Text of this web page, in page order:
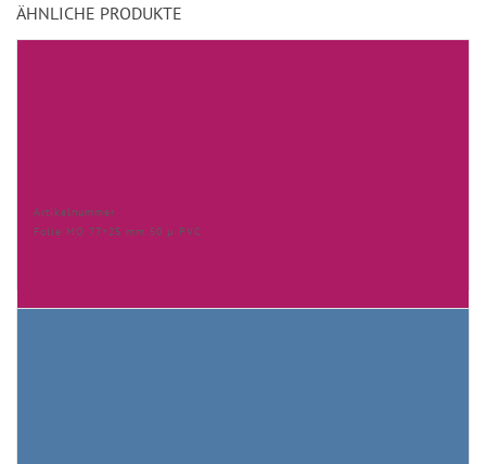
ÄHNLICHE PRODUKTE
Artikelnummer
Folie MO 77×25 mm 50 µ PVC